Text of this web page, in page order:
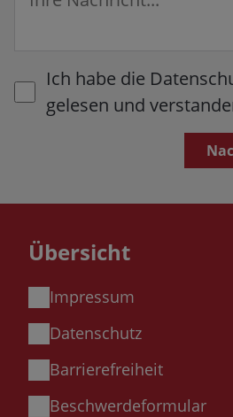
Ich habe die
gelesen und
Übersicht
Impressum
Datenschutz
Barrierefreiheit
Beschwerdeformular